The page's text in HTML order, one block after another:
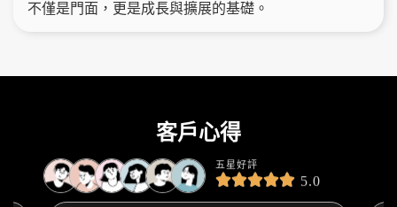
不僅是門面，更是成長與擴展的基礎。
客戶心得
五星好評
5.0